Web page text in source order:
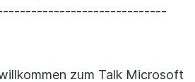
zum Talk Microsoft